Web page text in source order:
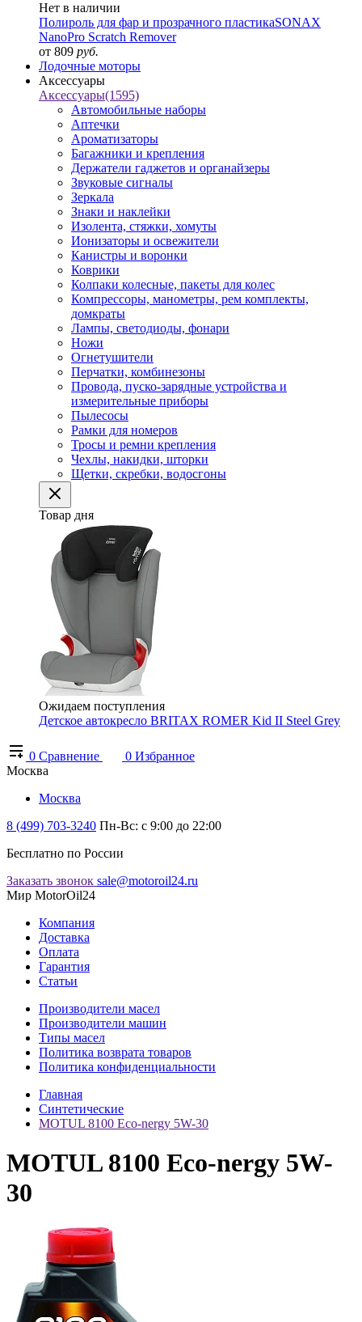
Нет в наличии
Полироль для фар и прозрачного пластикаSONAX
NanoPro Scratch Remover
от 809 руб.
Лодочные моторы
Аксессуары
Аксессуары(1595)
Автомобильные наборы
Аптечки
Ароматизаторы
Багажники и крепления
Держатели гаджетов и органайзеры
Звуковые сигналы
Зеркала
Знаки и наклейки
Изолента, стяжки, хомуты
Ионизаторы и освежители
Канистры и воронки
Коврики
Колпаки колесные, пакеты для колес
Компрессоры, манометры, рем комплекты,
домкраты
Лампы, светодиоды, фонари
Ножи
Огнетушители
Перчатки, комбинезоны
Провода, пуско-зарядные устройства и
измерительные приборы
Пылесосы
Рамки для номеров
Тросы и ремни крепления
Чехлы, накидки, шторки
Щетки, скребки, водосгоны
Товар дня
Ожидаем поступления
Детское автокресло BRITAX ROMER Kid II Steel Grey
0 Сравнение 0 Избранное
Москва
Москва
8 (499) 703-3240 Пн-Вс: с 9:00 до 22:00
Бесплатно по России
Заказать звонок sale@motoroil24.ru
Мир MotorOil24
Компания
Доставка
Оплата
Гарантия
Статьи
Производители масел
Производители машин
Типы масел
Политика возврата товаров
Политика конфиденциальности
Главная
Синтетические
MOTUL 8100 Eco-nergy 5W-30
MOTUL 8100 Eco-nergy 5W-
30